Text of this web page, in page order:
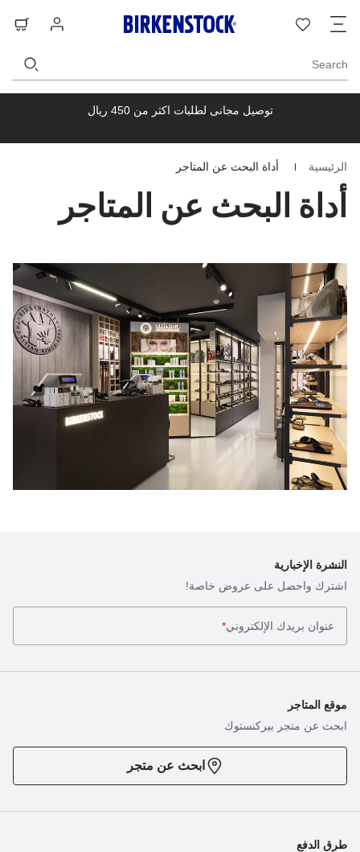
الدخول
Search
توصيل مجانى لطلبات اكثر من 450 ريال
Homepage الرئيسية أداة البحث عن المتاجر
أداة البحث عن المتاجر
النشرة الإخبارية
اشترك واحصل على عروض خاصة!
عنوان بريدك الإلكتروني*
موقع المتاجر
ابحث عن متجر بيركنستوك
ابحث عن متجر
طرق الدفع